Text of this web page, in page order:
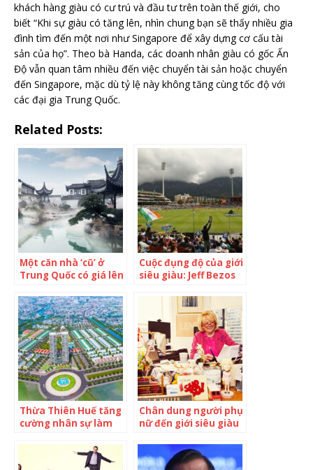
khách hàng giàu có cư trú và đầu tư trên toàn thế giới, cho
biết “Khi sự giàu có tăng lên, nhìn chung bạn sẽ thấy nhiều gia
đình tìm đến một nơi như Singapore để xây dựng cơ cấu tài
sản của họ”. Theo bà Handa, các doanh nhân giàu có gốc Ấn
Độ vẫn quan tâm nhiều đến việc chuyển tài sản hoặc chuyển
đến Singapore, mặc dù tỷ lệ này không tăng cùng tốc độ với
các đại gia Trung Quốc.
Related Posts:
Một căn nhà ‘cũ’ ở
Trung Quốc có giá lên
diện tích khủng 6,7
triệu m2, nắm giữ 1
thứ khiến cả giới siêu
giàu trong và ngoài
nước đặc biệt thích
thú
Cuộc đụng độ của giới
siêu giàu: Jeff Bezos
để ngăn cản tham
vọng của tỷ phú giàu
nhất châu Á
Thừa Thiên Huế tăng
cường nhân sự làm
cho nhà đầu tư
Chân dung người phụ
nữ đến giới siêu giàu
siêu sao đều ‘tha
thiết’ gặp để vay tiền,